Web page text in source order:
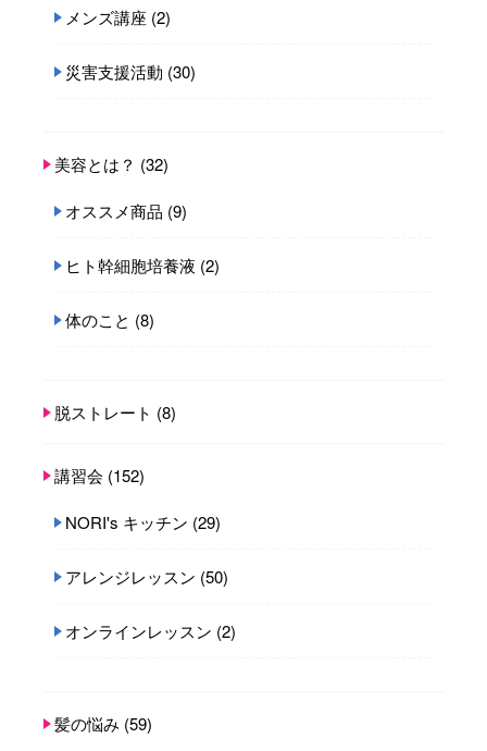
メンズ講座 (2)
災害支援活動 (30)
美容とは？ (32)
オススメ商品 (9)
ヒト幹細胞培養液 (2)
体のこと (8)
脱ストレート (8)
講習会 (152)
NORI's キッチン (29)
アレンジレッスン (50)
オンラインレッスン (2)
髪の悩み (59)